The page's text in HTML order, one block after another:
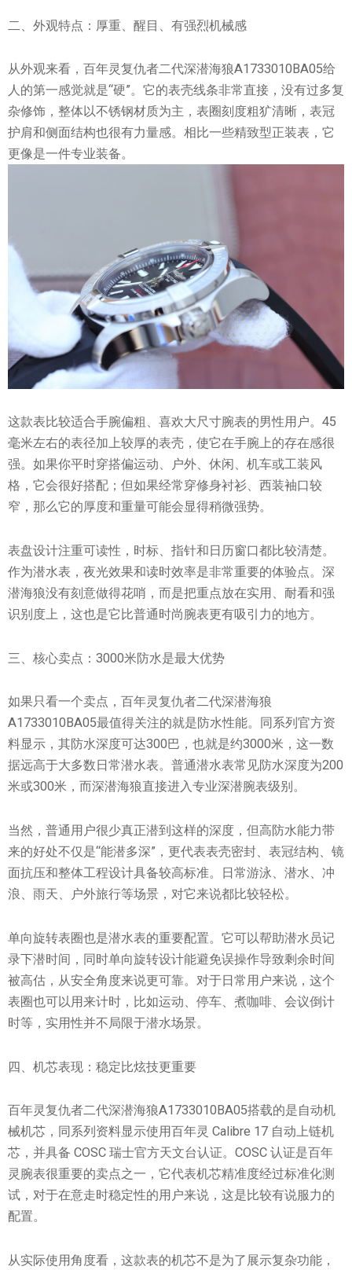
二、外观特点：厚重、醒目、有强烈机械感
从外观来看，百年灵复仇者二代深潜海狼A1733010BA05给
人的第一感觉就是“硬”。它的表壳线条非常直接，没有过多复
杂修饰，整体以不锈钢材质为主，表圈刻度粗犷清晰，表冠
护肩和侧面结构也很有力量感。相比一些精致型正装表，它
更像是一件专业装备。
这款表比较适合手腕偏粗、喜欢大尺寸腕表的男性用户。45
毫米左右的表径加上较厚的表壳，使它在手腕上的存在感很
强。如果你平时穿搭偏运动、户外、休闲、机车或工装风
格，它会很好搭配；但如果经常穿修身衬衫、西装袖口较
窄，那么它的厚度和重量可能会显得稍微强势。
表盘设计注重可读性，时标、指针和日历窗口都比较清楚。
作为潜水表，夜光效果和读时效率是非常重要的体验点。深
潜海狼没有刻意做得花哨，而是把重点放在实用、耐看和强
识别度上，这也是它比普通时尚腕表更有吸引力的地方。
三、核心卖点：3000米防水是最大优势
如果只看一个卖点，百年灵复仇者二代深潜海狼
A1733010BA05最值得关注的就是防水性能。同系列官方资
料显示，其防水深度可达300巴，也就是约3000米，这一数
据远高于大多数日常潜水表。普通潜水表常见防水深度为200
米或300米，而深潜海狼直接进入专业深潜腕表级别。
当然，普通用户很少真正潜到这样的深度，但高防水能力带
来的好处不仅是“能潜多深”，更代表表壳密封、表冠结构、镜
面抗压和整体工程设计具备较高标准。日常游泳、潜水、冲
浪、雨天、户外旅行等场景，对它来说都比较轻松。
单向旋转表圈也是潜水表的重要配置。它可以帮助潜水员记
录下潜时间，同时单向旋转设计能避免误操作导致剩余时间
被高估，从安全角度来说更可靠。对于日常用户来说，这个
表圈也可以用来计时，比如运动、停车、煮咖啡、会议倒计
时等，实用性并不局限于潜水场景。
四、机芯表现：稳定比炫技更重要
百年灵复仇者二代深潜海狼A1733010BA05搭载的是自动机
械机芯，同系列资料显示使用百年灵 Calibre 17 自动上链机
芯，并具备 COSC 瑞士官方天文台认证。COSC 认证是百年
灵腕表很重要的卖点之一，它代表机芯精准度经过标准化测
试，对于在意走时稳定性的用户来说，这是比较有说服力的
配置。
从实际使用角度看，这款表的机芯不是为了展示复杂功能，